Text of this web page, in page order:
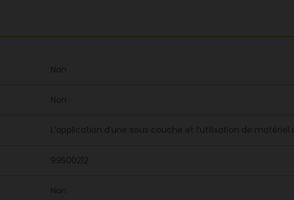
Non
Non
L’application d’une sous couche et l’utilisation de
99500212
Non